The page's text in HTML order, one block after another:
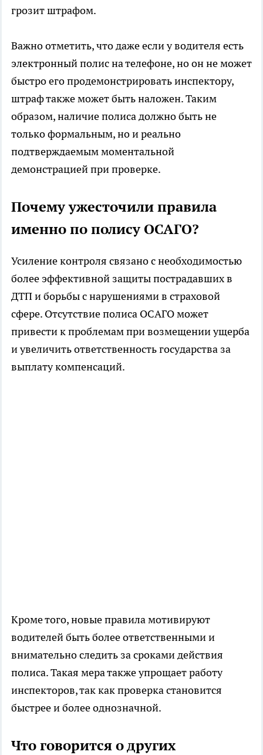
грозит штрафом.
Важно отметить, что даже если у водителя есть
электронный полис на телефоне, но он не может
быстро его продемонстрировать инспектору,
штраф также может быть наложен. Таким
образом, наличие полиса должно быть не
только формальным, но и реально
подтверждаемым моментальной
демонстрацией при проверке.
Почему ужесточили правила
именно по полису ОСАГО?
Усиление контроля связано с необходимостью
более эффективной защиты пострадавших в
ДТП и борьбы с нарушениями в страховой
сфере. Отсутствие полиса ОСАГО может
привести к проблемам при возмещении ущерба
и увеличить ответственность государства за
выплату компенсаций.
Кроме того, новые правила мотивируют
водителей быть более ответственными и
внимательно следить за сроками действия
полиса. Такая мера также упрощает работу
инспекторов, так как проверка становится
быстрее и более однозначной.
Что говорится о других